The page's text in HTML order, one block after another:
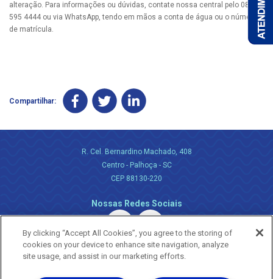
alteração. Para informações ou dúvidas, contate nossa central pelo 0800
595 4444 ou via WhatsApp, tendo em mãos a conta de água ou o número
de matrícula.
Compartilhar:
R. Cel. Bernardino Machado, 408
Centro - Palhoça - SC
CEP 88130-220
Nossas Redes Sociais
By clicking “Accept All Cookies”, you agree to the storing of
cookies on your device to enhance site navigation, analyze
site usage, and assist in our marketing efforts.